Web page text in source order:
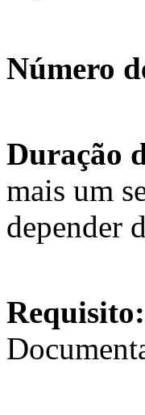
Número
Duração
mais um
depender
Requisito: